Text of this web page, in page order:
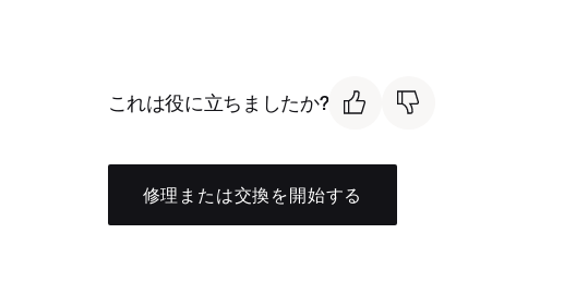
これは役に立ちましたか?
修理または交換を開始する